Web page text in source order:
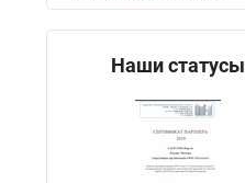
Наши статусы